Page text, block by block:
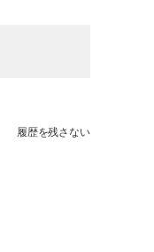
履歴を残さない